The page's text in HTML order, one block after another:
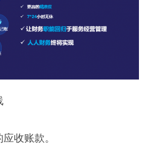
收账款。